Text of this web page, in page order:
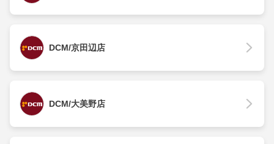
DCM/京田辺店
DCM/大美野店